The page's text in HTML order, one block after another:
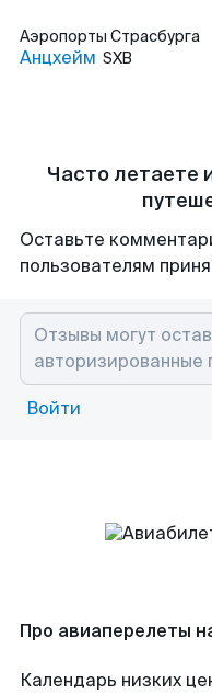
Аэропорты Страсбурга
Анцхейм SXB
Часто летаете
Оставьте
пользователям
Войти
Про авиаперелеты
Календарь низких